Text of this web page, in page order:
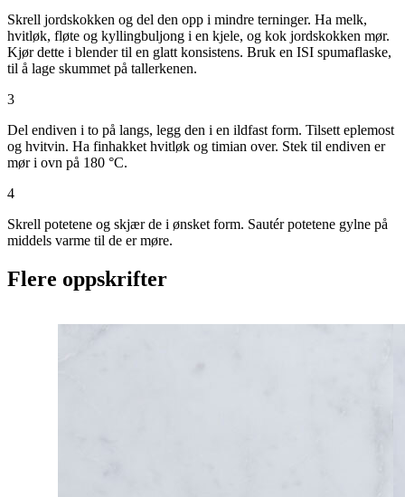
Skrell jordskokken og del den opp i mindre terninger. Ha melk,
hvitløk, fløte og kyllingbuljong i en kjele, og kok jordskokken mør.
Kjør dette i blender til en glatt konsistens. Bruk en ISI spumaflaske,
til å lage skummet på tallerkenen.
3
Del endiven i to på langs, legg den i en ildfast form. Tilsett eplemost
og hvitvin. Ha finhakket hvitløk og timian over. Stek til endiven er
mør i ovn på 180 °C.
4
Skrell potetene og skjær de i ønsket form. Sautér potetene gylne på
middels varme til de er møre.
Flere oppskrifter